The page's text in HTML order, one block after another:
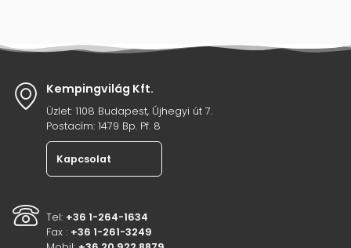
Kempingvilág Kft.
Üzlet: 1108 Budapest, Újhegyi út 7.
Postacím: 1479 Bp. Pf. 8
Kapcsolat
Tel: +36 1-264-1634
Fax : +36 1-261-3249